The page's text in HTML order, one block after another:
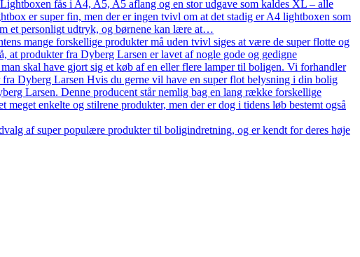
fås i A4, A5, A5 aflang og en stor udgave som kaldes XL – alle
er super fin, men der er ingen tvivl om at det stadig er A4 lightboxen som
et personligt udtryk, og børnene kan lære at…
mange forskellige produkter må uden tvivl siges at være de super flotte og
at produkter fra Dyberg Larsen er lavet af nogle gode og gedigne
skal have gjort sig et køb af en eller flere lamper til boligen. Vi forhandler
Dyberg Larsen Hvis du gerne vil have en super flot belysning i din bolig
Larsen. Denne producent står nemlig bag en lang række forskellige
enkelte og stilrene produkter, men der er dog i tidens løb bestemt også
af super populære produkter til boligindretning, og er kendt for deres høje